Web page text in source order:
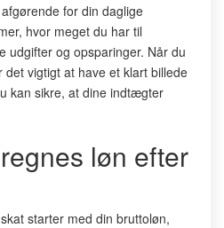
for din daglige
hvor meget du har til
udgifter og opsparinger. Når du
vigtigt at have et klart billede
kan sikre, at dine indtægter
løn efter
starter med din bruttoløn,